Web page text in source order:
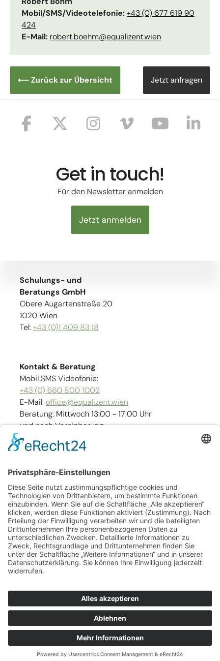
Mobil/SMS/Videotelefonie:+43 (0) 677 619 90
424
E-Mail: robert.boehm@equalizent.wien
⟵ Zurück zur Übersicht Jetzt anfragen
Get in touch!
Für den Newsletter anmelden
Jetzt anmelden
Schulungs- und
Beratungs GmbH
Obere Augartenstraße 20
1020 Wien
Tel:+43 (0)1 409 83 18
Kontakt & Beratung
Mobil SMS Videofonie:
+43 (0) 660 800 1002
E-Mail:office@equalizent.wien
Beratung: Mittwoch 13:00 - 17:00 Uhr
und nach Vereinbarung
Kontakt
Impressum
Barrierefreiheit
Sitemap
Datenschutz
AGB
© 2025 equalizent | Alle Rechte vorbehalten